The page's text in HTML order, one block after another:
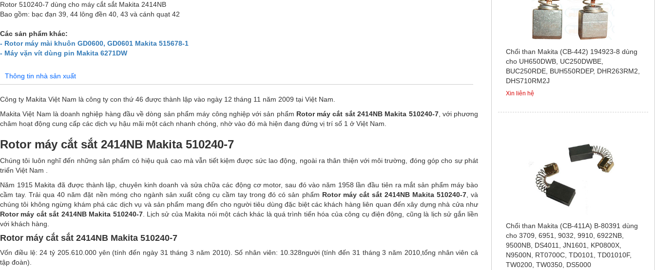
Rotor 510240-7 dùng cho máy cắt sắt Makita 2414NB
Bao gồm: bạc đạn 39, 44 lông đền 40, 43 và cánh quạt 42
Các sản phẩm khác:
- Rotor máy mài khuôn GD0600, GD0601 Makita 515678-1
- Máy vặn vít dùng pin Makita 6271DW
Thông tin nhà sản xuất
Công ty Makita Việt Nam là công ty con thứ 46 được thành lập vào ngày 12 tháng 11 năm 2009 tại Việt Nam.
Makita Việt Nam là doanh nghiệp hàng đầu về dòng sản phẩm máy công nghiệp với sản phẩm Rotor máy cắt sắt 2414NB Makita 510240-7, với phương
châm hoạt động cung cấp các dịch vụ hậu mãi một cách nhanh chóng, nhờ vào đó mà hiện đang đứng vị trí số 1 ở Việt Nam.
Rotor máy cắt sắt 2414NB Makita 510240-7
Chúng tôi luôn nghĩ đến những sản phẩm có hiệu quả cao mà vẫn tiết kiệm được sức lao động, ngoài ra thân thiện với môi trường, đóng góp cho sự phát
triển Việt Nam .
Năm 1915 Makita đã được thành lập, chuyên kinh doanh và sửa chữa các động cơ motor, sau đó vào năm 1958 lần đầu tiên ra mắt sản phẩm máy bào
cầm tay. Trải qua 40 năm đặt nền móng cho ngành sản xuất công cụ cầm tay trong đó có sản phẩm Rotor máy cắt sắt 2414NB Makita 510240-7 , và
chúng tôi không ngừng khám phá các dịch vụ và sản phẩm mang đến cho người tiêu dùng đặc biệt các khách hàng liên quan đến xây dựng nhà cửa như
Rotor máy cắt sắt 2414NB Makita 510240-7. Lịch sử của Makita nói một cách khác là quá trình tiến hóa của công cụ điện động, cũng là lịch sử gắn liền
với khách hàng.
Rotor máy cắt sắt 2414NB Makita 510240-7
Vốn điều lệ: 24 tỷ 205.610.000 yên (tính đến ngày 31 tháng 3 năm 2010). Số nhân viên: 10.328người (tính đến 31 tháng 3 năm 2010,tổng nhân viên cả
tập đoàn).
Chổi than Makita (CB-442) 194923-8 dùng
cho UH650DWB, UC250DWBE,
BUC250RDE, BUH550RDEP, DHR263RM2,
DHS710RM2J
Xin liên hệ
Chổi than Makita (CB-411A) B-80391 dùng
cho 3709, 6951, 9032, 9910, 6922NB,
9500NB, DS4011, JN1601, KP0800X,
N9500N, RT0700C, TD0101, TD01010F,
TW0200, TW0350, DS5000